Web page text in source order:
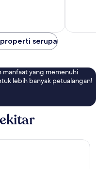
serupa
manfaat yang memenuhi
lebih banyak petualangan!